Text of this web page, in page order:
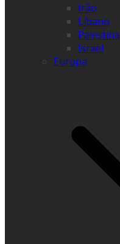
Irão
Líbano
Palestina
Israel
Europa